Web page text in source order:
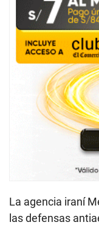
La agencia iraní
las defensas